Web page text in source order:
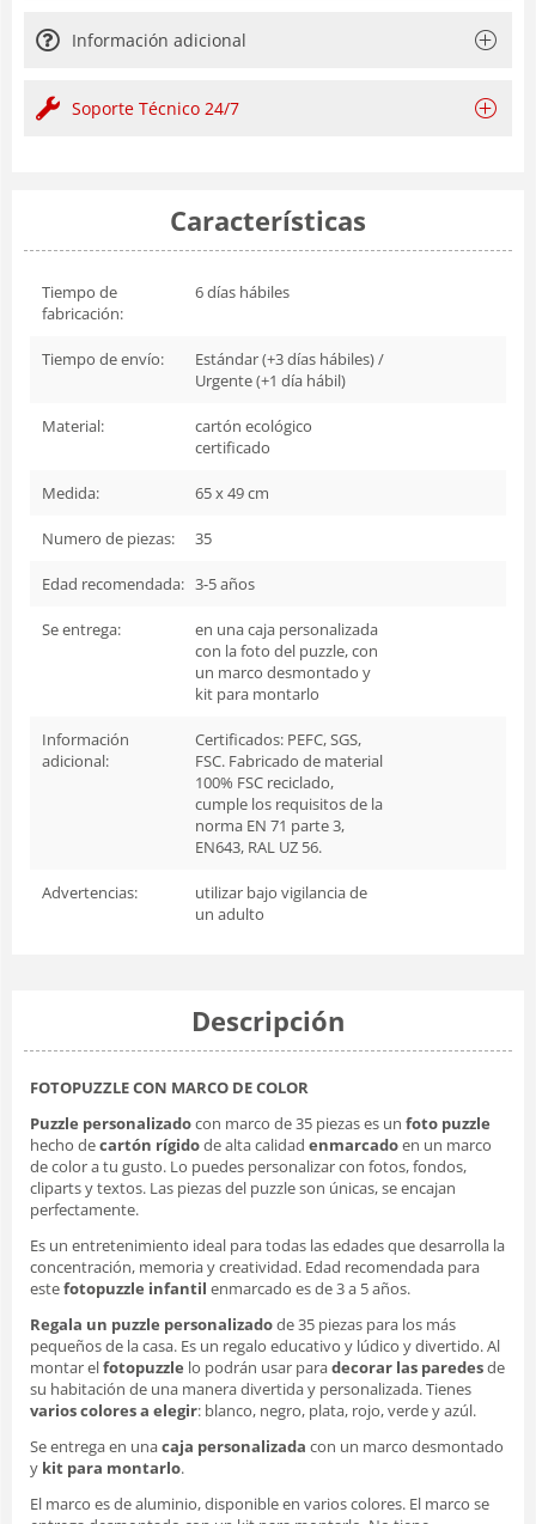
Información adicional
Soporte Técnico 24/7
Características
Tiempo de
fabricación:
6 días hábiles
Tiempo de envío:
Estándar (+3 días hábiles) /
Urgente (+1 día hábil)
Material:
cartón ecológico
certificado
Medida: 65 x 49 cm
Numero de piezas: 35
Edad recomendada: 3-5 años
Se entrega:
en una caja personalizada
con la foto del puzzle, con
un marco desmontado y
kit para montarlo
Información
adicional:
Certificados: PEFC, SGS,
FSC. Fabricado de material
100% FSC reciclado,
cumple los requisitos de la
norma EN 71 parte 3,
EN643, RAL UZ 56.
Advertencias:
utilizar bajo vigilancia de
un adulto
Descripción
FOTOPUZZLE CON MARCO DE COLOR
Puzzle personalizadocon marco de 35 piezas es un foto puzzle
hecho decartón rígidode alta calidad enmarcadoen un marco
de color a tu gusto. Lo puedes personalizar con fotos, fondos,
cliparts y textos. Las piezas del puzzle son únicas, se encajan
perfectamente.
Es un entretenimiento ideal para todas las edades que desarrolla la
concentración, memoria y creatividad. Edad recomendada para
estefotopuzzle infantil enmarcado es de 3 a 5 años.
Regala un puzzle personalizadode 35 piezas para los más
pequeños de la casa. Es un regalo educativo y lúdico y divertido. Al
montar elfotopuzzle lo podrán usar paradecorar las paredesde
su habitación de una manera divertida y personalizada. Tienes
varios colores a elegir: blanco, negro, plata, rojo, verde y azúl.
Se entrega en unacaja personalizada con un marco desmontado
y kit para montarlo.
El marco es de aluminio, disponible en varios colores. El marco se